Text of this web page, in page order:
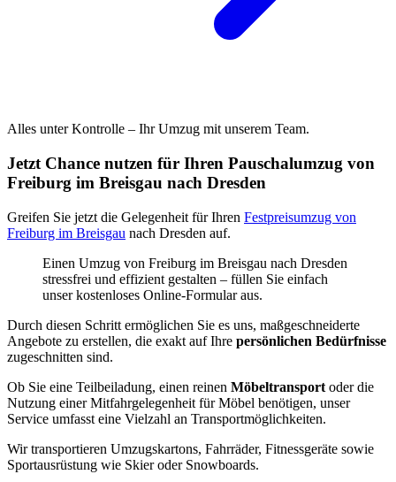
Alles unter Kontrolle – Ihr Umzug mit unserem Team.
Jetzt Chance nutzen für Ihren Pauschalumzug von
Freiburg im Breisgau nach Dresden
Greifen Sie jetzt die Gelegenheit für Ihren Festpreisumzug von
Freiburg im Breisgau nach Dresden auf.
Einen Umzug von Freiburg im Breisgau nach Dresden
stressfrei und effizient gestalten – füllen Sie einfach
unser kostenloses Online-Formular aus.
Durch diesen Schritt ermöglichen Sie es uns, maßgeschneiderte
Angebote zu erstellen, die exakt auf Ihre persönlichen Bedürfnisse
zugeschnitten sind.
Ob Sie eine Teilbeiladung, einen reinen Möbeltransport oder die
Nutzung einer Mitfahrgelegenheit für Möbel benötigen, unser
Service umfasst eine Vielzahl an Transportmöglichkeiten.
Wir transportieren Umzugskartons, Fahrräder, Fitnessgeräte sowie
Sportausrüstung wie Skier oder Snowboards.